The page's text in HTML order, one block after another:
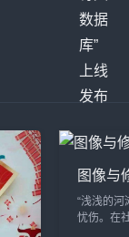
图像
“浅浅的河
忧伤。在